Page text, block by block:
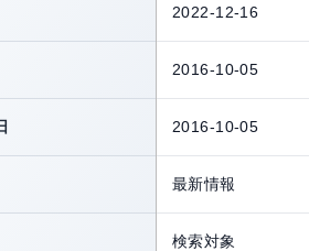
2022-12-16
2016-10-05
2016-10-05
最新情報
検索対象